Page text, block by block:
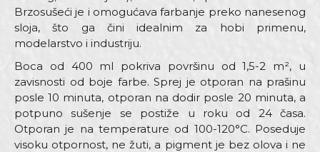
Brzosušeći je i omogućava farbanje preko nanesenog
sloja, što ga čini idealnim za hobi primenu,
modelarstvo i industriju.
Boca od 400 ml pokriva površinu od 1,5-2 m², u
zavisnosti od boje farbe. Sprej je otporan na prašinu
posle 10 minuta, otporan na dodir posle 20 minuta, a
potpuno sušenje se postiže u roku od 24 časa.
Otporan je na temperature od 100-120°C. Poseduje
visoku otpornost, ne žuti, a pigment je bez olova i ne